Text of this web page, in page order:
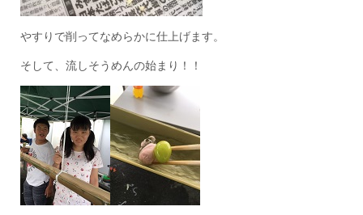
やすりで削ってなめらかに仕上げます。
そして、流しそうめんの始まり！！